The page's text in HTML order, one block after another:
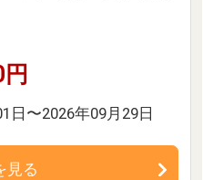
日〜2026年09月29日
見る